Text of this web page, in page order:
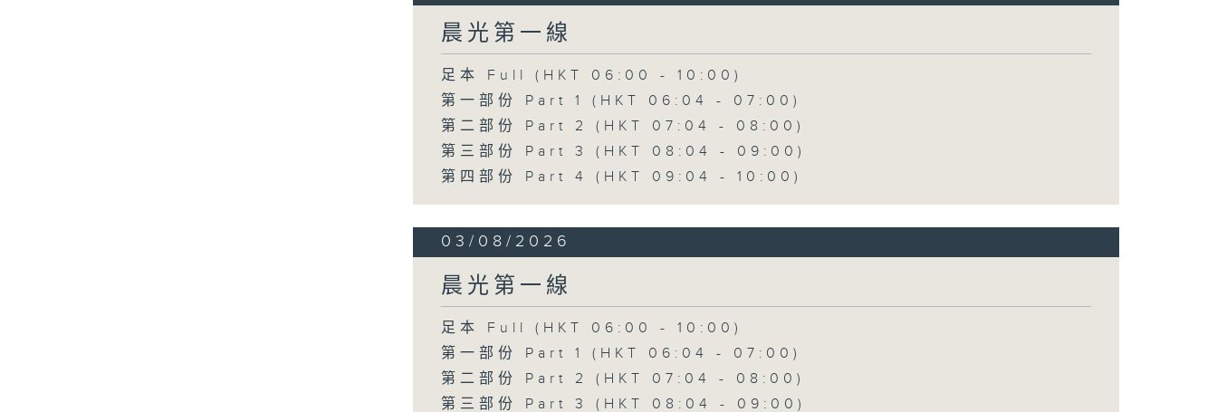
晨光第一線
足本 Full (HKT 06:00 - 10:00)
第一部份 Part 1 (HKT 06:04 - 07:00)
第二部份 Part 2 (HKT 07:04 - 08:00)
第三部份 Part 3 (HKT 08:04 - 09:00)
第四部份 Part 4 (HKT 09:04 - 10:00)
03/08/2026
晨光第一線
足本 Full (HKT 06:00 - 10:00)
第一部份 Part 1 (HKT 06:04 - 07:00)
第二部份 Part 2 (HKT 07:04 - 08:00)
第三部份 Part 3 (HKT 08:04 - 09:00)